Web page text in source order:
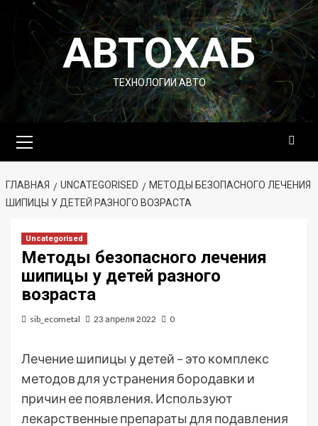
Перейти
содержимомуАВТОХАБ
ТЕХНОЛОГИИ АВТО
меню
ГЛАВНАЯ UNCATEGORISED
МЕТОДЫ БЕЗОПАСНОГО ЛЕЧЕНИЯ
ШИПИЦЫ У ДЕТЕЙ РАЗНОГО ВОЗРАСТА
Uncategorised
Методы безопасного лечения
шипицы у детей разного
возраста
sib_ecometal 23 апреля 2022 0
Лечение шипицы у детей – это комплекс
методов для устранения бородавки и
причин ее появления. Используют
лекарственные препараты для подавления